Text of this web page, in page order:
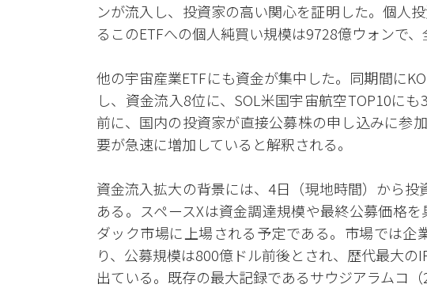
ンが流入し、投資家の高い関心を証明した。個人
るこのETFへの個人純買い規模は9728億ウォンで、
他の宇宙産業ETFにも資金が集中した。同期間に
し、資金流入8位に、SOL米国宇宙航空TOP10に
前に、国内の投資家が直接公募株の申し込みに参
要が急速に増加していると解釈される。
資金流入拡大の背景には、4日（現地時間）から
ある。スペースXは資金調達規模や最終公募価格
ダック市場に上場される予定である。市場では企
り、公募規模は800億ドル前後とされ、歴代最大
出ている。既存の最大記録であるサウジアラムコ